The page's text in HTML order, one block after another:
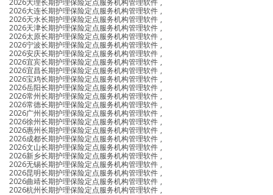
2026大理长期护理保险定点服务机构管理软件 ,
2026大连长期护理保险定点服务机构管理软件 ,
2026天水长期护理保险定点服务机构管理软件 ,
2026天津长期护理保险定点服务机构管理软件 ,
2026太原长期护理保险定点服务机构管理软件 ,
2026宁波长期护理保险定点服务机构管理软件 ,
2026安庆长期护理保险定点服务机构管理软件 ,
2026宜宾长期护理保险定点服务机构管理软件 ,
2026宜昌长期护理保险定点服务机构管理软件 ,
2026宝鸡长期护理保险定点服务机构管理软件 ,
2026岳阳长期护理保险定点服务机构管理软件 ,
2026常州长期护理保险定点服务机构管理软件 ,
2026常德长期护理保险定点服务机构管理软件 ,
2026广州长期护理保险定点服务机构管理软件 ,
2026徐州长期护理保险定点服务机构管理软件 ,
2026惠州长期护理保险定点服务机构管理软件 ,
2026成都长期护理保险定点服务机构管理软件 ,
2026文山长期护理保险定点服务机构管理软件 ,
2026新乡长期护理保险定点服务机构管理软件 ,
2026无锡长期护理保险定点服务机构管理软件 ,
2026昆明长期护理保险定点服务机构管理软件 ,
2026曲靖长期护理保险定点服务机构管理软件 ,
2026杭州长期护理保险定点服务机构管理软件 ,